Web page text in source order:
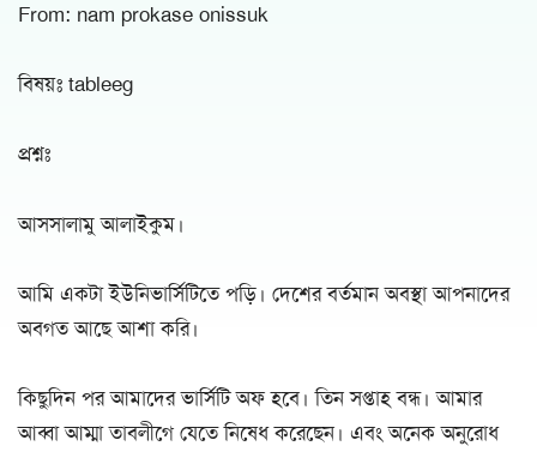
From: nam prokase onissuk
বিষয়ঃ tableeg
প্রশ্নঃ
আসসালামু আলাইকুম।
আমি একটা ইউনিভার্সিটিতে পড়ি। দেশের বর্তমান অবস্থা আপনাদের
অবগত আছে আশা করি।
কিছুদিন পর আমাদের ভার্সিটি অফ হবে। তিন সপ্তাহ বন্ধ। আমার
আব্বা আম্মা তাবলীগে যেতে নিষেধ করেছেন। এবং অনেক অনুরোধ